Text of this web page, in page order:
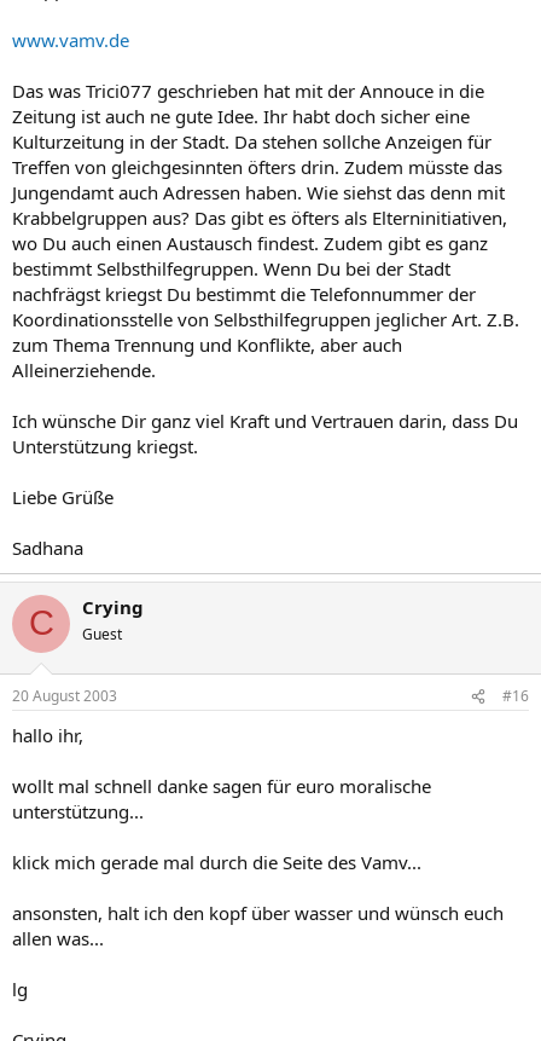
www.vamv.de
Das was Trici077 geschrieben hat mit der Annouce in die
Zeitung ist auch ne gute Idee. Ihr habt doch sicher eine
Kulturzeitung in der Stadt. Da stehen sollche Anzeigen für
Treffen von gleichgesinnten öfters drin. Zudem müsste das
Jungendamt auch Adressen haben. Wie siehst das denn mit
Krabbelgruppen aus? Das gibt es öfters als Elterninitiativen,
wo Du auch einen Austausch findest. Zudem gibt es ganz
bestimmt Selbsthilfegruppen. Wenn Du bei der Stadt
nachfrägst kriegst Du bestimmt die Telefonnummer der
Koordinationsstelle von Selbsthilfegruppen jeglicher Art. Z.B.
zum Thema Trennung und Konflikte, aber auch
Alleinerziehende.
Ich wünsche Dir ganz viel Kraft und Vertrauen darin, dass Du
Unterstützung kriegst.
Liebe Grüße
Sadhana
C Crying
Guest
20 August 2003 #16
hallo ihr,
wollt mal schnell danke sagen für euro moralische
unterstützung...
klick mich gerade mal durch die Seite des Vamv...
ansonsten, halt ich den kopf über wasser und wünsch euch
allen was...
lg